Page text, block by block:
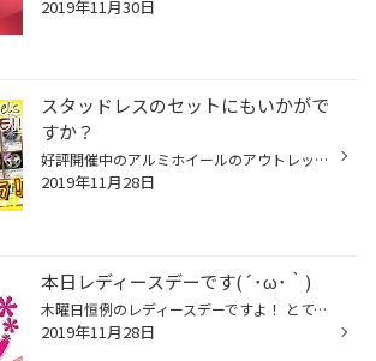
2019年11月30日
スタッドレスのセットにもいかがで
すか？
好評開催中のアルミホイールのアウトレットセールですが 選べる商品着々と少なくなってきておりますm(_ _)m この時期ですとお好みのアルミホイールにスタッドレスタイヤを 組み合わせたりする方も多いですが、夏タイヤと入れ替えてスタッドレスに ノーマルを組み合わせるなど使い方は色々です！！ ...
2019年11月28日
本日レディースデーです(´･ω･｀)
木曜日恒例のレディースデーですよ！ とても寒くなってきましたので冬タイヤのご購入がまだの方は ご一緒にどうですか？ ご相談はお気軽にどうぞ！
2019年11月28日